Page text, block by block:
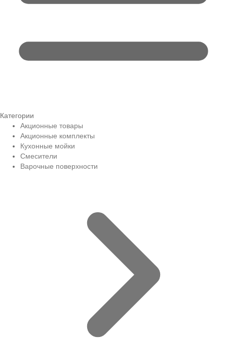
Категории
Акционные товары
Акционные комплекты
Кухонные мойки
Смесители
Варочные поверхности